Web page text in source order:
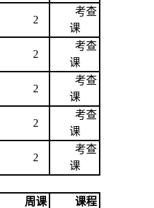
2
考查
课
2
考查
课
2
考查
课
2
考查
课
2
考查
课
周课
课程